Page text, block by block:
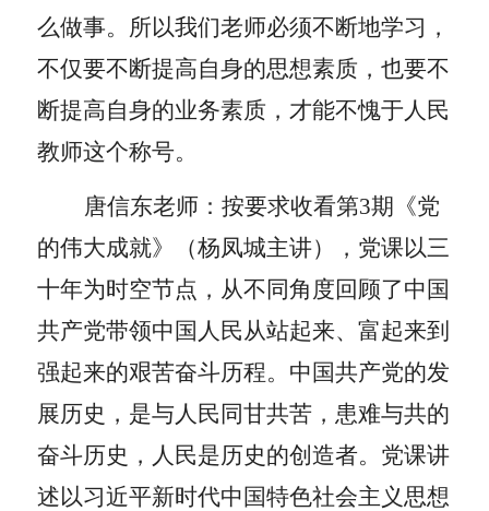
么做事。所以我们老师必须不断地学习，
不仅要不断提高自身的思想素质，也要不
断提高自身的业务素质，才能不愧于人民
教师这个称号。
唐信东老师： 按要求收看第3期《党
的伟大成就》（杨凤城主讲），党课以三
十年为时空节点，从不同角度回顾了中国
共产党带领中国人民从站起来、富起来到
强起来的艰苦奋斗历程。中国共产党的发
展历史，是与人民同甘共苦，患难与共的
奋斗历史，人民是历史的创造者。党课讲
述以习近平新时代中国特色社会主义思想